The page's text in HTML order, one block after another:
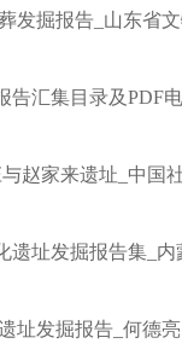
发掘报告_山东省
赵家来遗址_中国
遗址发掘报告集_
址发掘报告_何德